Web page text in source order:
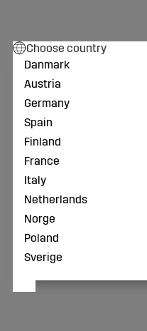
Choose country
Danmark
Austria
Germany
Spain
Finland
France
Italy
Netherlands
Norge
Poland
Sverige